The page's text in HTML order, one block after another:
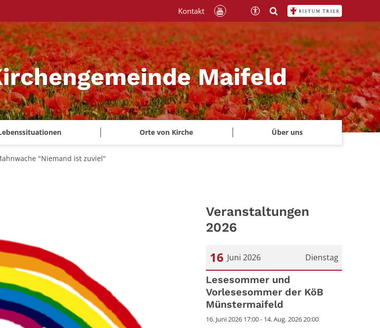
Maifeld
Orte von Kirche Über uns
Kontakt
"Niemand ist zuviel"
Veranstaltungen
2026
Dienstag
16 Juni 2026
Datum: 16. Juni 2026
Lesesommer und
Vorlesesommer der KöB
Münstermaifeld
16. Juni 2026 17:00 - 14. Aug. 2026 20:00